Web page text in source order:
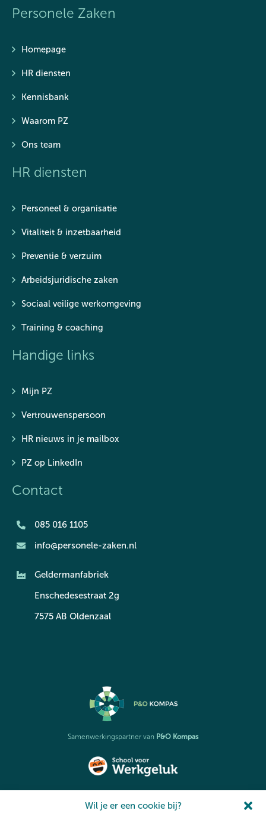
Wil je er een cookie bij?
Personele Zaken
Homepage
HR diensten
Kennisbank
Waarom PZ
Ons team
HR diensten
Personeel & organisatie
Vitaliteit & inzetbaarheid
Preventie & verzuim
Arbeidsjuridische zaken
Sociaal veilige werkomgeving
Training & coaching
Handige links
Mijn PZ
Vertrouwenspersoon
HR nieuws in je mailbox
PZ op LinkedIn
Contact
085 016 1105
info@personele-zaken.nl
Geldermanfabriek
Enschedesestraat 2g
7575 AB Oldenzaal
Samenwerkingspartner van P&O Kompas